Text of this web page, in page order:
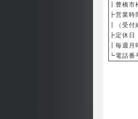
豊橋市
┣営業
┃（受付
┣定休日
┃毎週月
┗電話